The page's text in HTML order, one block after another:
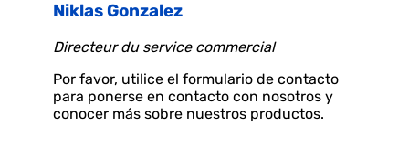
Niklas Gonzalez
Directeur du service commercial
Por favor, utilice el formulario de contacto
para ponerse en contacto con nosotros y
conocer más sobre nuestros productos.